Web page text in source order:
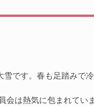
です。春も足踏みで冷
会は熱気に包まれていま